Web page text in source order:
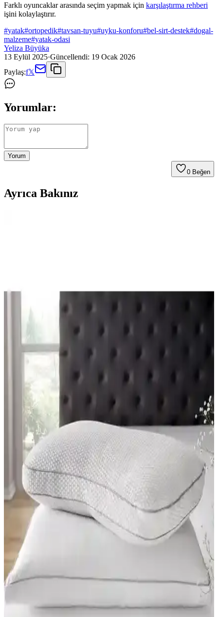
Farklı oyuncaklar arasında seçim yapmak için karşılaştırma rehberi
işini kolaylaştırır.
#yatak#ortopedik#tavsan-tuyu#uyku-konforu#bel-sirt-destek#dogal-
malzeme#yatak-odasi
Yeliza Büyüka
13 Eylül 2025·Güncellendi: 19 Ocak 2026
Paylaş:f𝕏
Yorumlar:
Yorum
0 Beğen
Ayrıca Bakınız
Bestway Lüks Fileli Yatak 160x84 cm Kırmızı –
Konfor ve Estetiği Bir Arada Sunar
hava sirkülasyonunu artıran lüks yatak, dayanıklı ve pratik kullanım
sağlar. Ev ve misafirler için ideal, uygun fiyatlı bir çözüm sunar.
Yatsan Uykucu Elite Pillow Top Lateks Pedli Yatak
ile Konfor ve Destek Sağlayan Modern Uyku
Yatsan Uykucu Elite Pillow Top Lateks Yatak, yüksek konfor ve
destek sağlayan özellikleriyle uyku kalitenizi artırır, bel ve sırt
ağrılarını hafifletir, dayanıklı ve uzun ömürlüdür.
Yatsan Uykucu Elite ve Serta Sleep True Azure Bay
Yataklarının Detaylı Karşılaştırması
Yatsan Uykucu Elite ve Serta Sleep True Azure Bay yataklarının
özellikleri, kullanıcı yorumları ve karşılaştırması ile uyku kalitenizi
artıracak önemli bilgiler burada.
Yatsan Serta Sleep True Azure Bay ve Uykucu Fresh
Bliss Yataklarının Karşılaştırması
Yatsan Serta Sleep True Azure Bay ve Uykucu Fresh Bliss
yataklarının özellikleri, kullanıcı yorumları ve performansları detaylı
şekilde karşılaştırıldı, doğru seçim yapmanıza yardımcı oluyor.
Yatsan Uykucu Elite Pillow Top Cloudy Pedli ve
Fresh Bliss Bamboo Yatak Karşılaştırması
Yatsan Uykucu Elite Pillow Top Cloudy ve Fresh Bliss Bamboo
yataklarının özellikleri, kullanıcı yorumları ve karşılaştırmasıyla en
uygun yatak seçimine yardımcı oluyoruz.